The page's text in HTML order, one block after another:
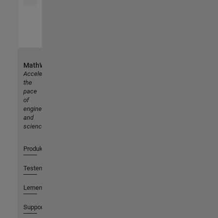
MathWorks
Accelerating
the
pace
of
engineering
and
science
Produkte
Testen oder Kaufen
Lernen
Support